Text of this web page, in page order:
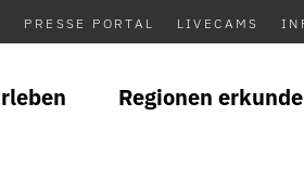
PRESSE PORTAL LIVECAMS
Regionen